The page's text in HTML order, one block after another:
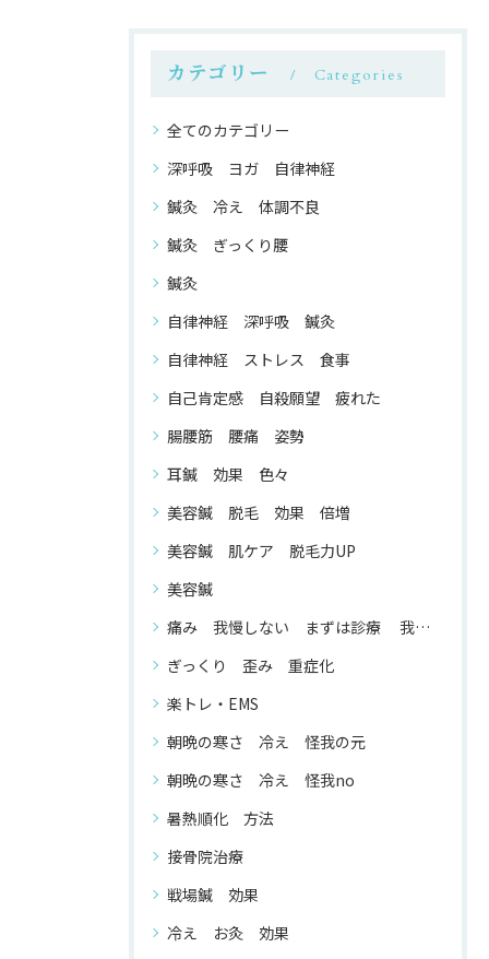
カテゴリー Categories
全てのカテゴリー
深呼吸 ヨガ 自律神経
鍼灸 冷え 体調不良
鍼灸 ぎっくり腰
鍼灸
自律神経 深呼吸 鍼灸
自律神経 ストレス 食事
自己肯定感 自殺願望 疲れた
腸腰筋 腰痛 姿勢
耳鍼 効果 色々
美容鍼 脱毛 効果 倍増
美容鍼 肌ケア 脱毛力UP
美容鍼
痛み 我慢しない まずは診療 我慢する 必要 が ない
ぎっくり 歪み 重症化
楽トレ・EMS
朝晩の寒さ 冷え 怪我の元
朝晩の寒さ 冷え 怪我no
暑熱順化 方法
接骨院治療
戦場鍼 効果
冷え お灸 効果